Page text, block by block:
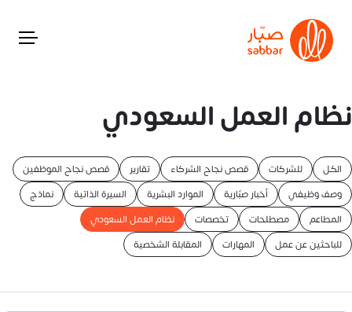
نظام العمل السعودي
الكل للشركات قصص نجاح الشركاء تقارير
قصص نجاح الموظفين
وصف وظيفي
أخبار صبّارية الموارد البشرية السيرة الذاتية
نماذج
المطاعم
مصطلحات تخصصات
نظام العمل السعودي
للباحثين عن عمل
المهارات المقابلة الشخصية